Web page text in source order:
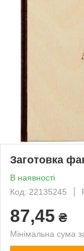
Заготовка
В наявності
Код: 22135245
87,45 ₴
Мінімальна сума